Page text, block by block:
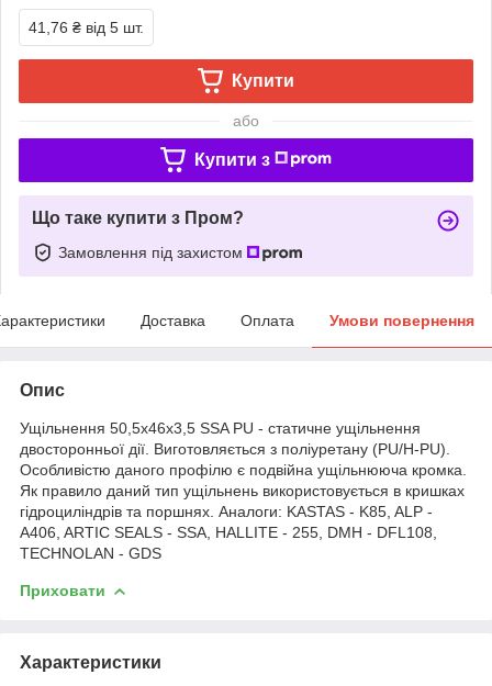
41,76 ₴ від 5 шт.
Купити
або
Купити з
Що таке купити з Пром?
Замовлення під захистом
Доставка Оплата Умови повернення
Опис
Ущільнення 50,5х46х3,5 SSA PU - статичне ущільнення
двосторонньої дії. Виготовляється з поліуретану (PU/H-PU).
Особливістю даного профілю є подвійна ущільнююча кромка.
Як правило даний тип ущільнень використовується в кришках
гідроциліндрів та поршнях. Аналоги: KASTAS - K85, ALP -
A406, ARTIC SEALS - SSA, HALLITE - 255, DMH - DFL108,
TECHNOLAN - GDS
Приховати
Характеристики